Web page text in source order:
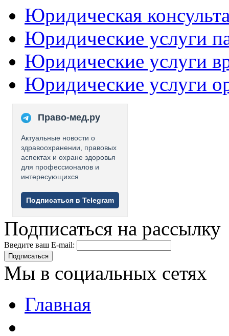
Юридическая
Юридические услуги
Юридические услуги
Юридические услуги
Право-мед.ру
Актуальные новости о
здравоохранении, правовых
аспектах и охране здоровья
для профессионалов и
интересующихся
Подписаться в Telegram
Подписаться на рассылку
Введите ваш E-mail:
Подписаться
Мы в социальных сетях
Главная